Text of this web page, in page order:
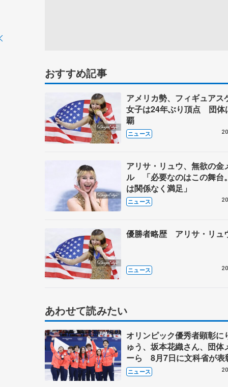
おすすめ記事
アメリカ勢、フィギュアス
女子は24年ぶり頂点 団体
覇
ニュース
アリサ・リュウ、無欲の金
ル 「必要なのはこの舞台
は関係なく満足」
ニュース
優勝者略歴 アリサ・リュ
ニュース
あわせて読みたい
オリンピック優秀者顕彰に
ゅう、坂本花織さん、団体
ーら 8月7日に文科省が表
ブルーノ・マルコット、中
らコーチも
ニュース